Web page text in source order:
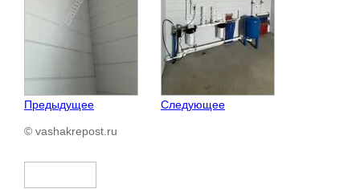
Предыдущее Следующее
© vashakrepost.ru